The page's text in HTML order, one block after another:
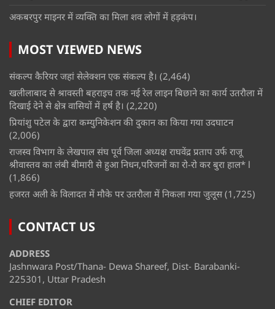
अकबरपुर माइनर में व्यक्ति का मिला शव लोगों में हड़कंप।
MOST VIEWED NEWS
संकल्प कैरियर जहां सेलेक्शन एक संकल्प है। (2,464)
खलीलाबाद से श्रावस्ती बहराइच तक नई रेल लाइन बिछाने का कार्य उतरौला में
दिखाई देने से क्षेत्र वासियों में हर्ष है। (2,220)
प्रियांशु पटेल के द्वारा कम्युनिकेशन की दुकान का किया गया उदघाटन
(2,006)
राजस्व विभाग के लेखपाल संघ पूर्व जिला अध्यक्ष राघवेंद्र प्रताप उर्फ राजू
श्रीवास्तव का लंबी बीमारी से हुआ निधन,परिजनों का रो-रो कर बुरा हाल* l
(1,866)
हजरत अली के विलादत में मौके पर उतरौला में निकला गया जुलूस (1,725)
CONTACT US
ADDRESS
Jashnwara Post/Thana- Dewa Shareef, Dist- Barabanki-
225301, Uttar Pradesh
CHIEF EDITOR